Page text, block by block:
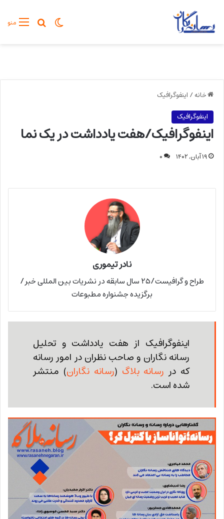
منوجستجو
تغییر پوسته
خانه/ اینفوگرافیک
اینفوگرافیک
اینفوگرافیک/هفت یادداشت در یک نما
۱۹ آبان, ۱۴۰۲ ۰
نادر تیموری
طراح و گرافیست/۲۵ سال سابقه در نشریات بین المللی خبر/
برگزیده جشنواره مطبوعات
اینفوگرافیک از هفت یادداشت و تحلیل
رسانه نگاران و صاحب نظران در امور رسانه
که در رسانه بلاگ (رسانه نگاران) منتشر
شده است.